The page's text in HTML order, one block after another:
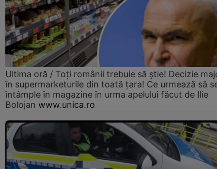
Ultima oră / Toți românii trebuie să știe! Decizie
în supermarketurile din toată țara! Ce urmează să
întâmple în magazine în urma apelului făcut de Ilie
Bolojan www.unica.ro